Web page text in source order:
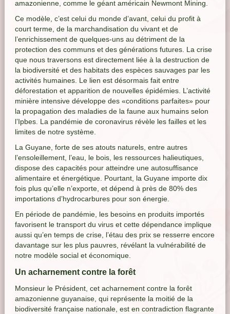
amazonienne, comme le géant américain Newmont Mining.
Ce modèle, c’est celui du monde d’avant, celui du profit à
court terme, de la marchandisation du vivant et de
l’enrichissement de quelques-uns au détriment de la
protection des communs et des générations futures. La crise
que nous traversons est directement liée à la destruction de
la biodiversité et des habitats des espèces sauvages par les
activités humaines. Le lien est désormais fait entre
déforestation et apparition de nouvelles épidémies. L’activité
minière intensive développe des «conditions parfaites» pour
la propagation des maladies de la faune aux humains selon
l’Ipbes. La pandémie de coronavirus révèle les failles et les
limites de notre système.
La Guyane, forte de ses atouts naturels, entre autres
l’ensoleillement, l’eau, le bois, les ressources halieutiques,
dispose des capacités pour atteindre une autosuffisance
alimentaire et énergétique. Pourtant, la Guyane importe dix
fois plus qu’elle n’exporte, et dépend à près de 80% des
importations d’hydrocarbures pour son énergie.
En période de pandémie, les besoins en produits importés
favorisent le transport du virus et cette dépendance implique
aussi qu’en temps de crise, l’étau des prix se resserre encore
davantage sur les plus pauvres, révélant la vulnérabilité de
notre modèle social et économique.
Un acharnement contre la forêt
Monsieur le Président, cet acharnement contre la forêt
amazonienne guyanaise, qui représente la moitié de la
biodiversité française nationale, est en contradiction flagrante